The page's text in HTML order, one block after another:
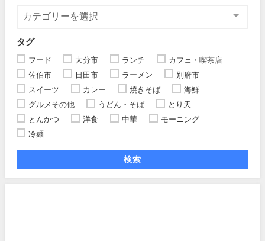
タグ
フード 大分市 ランチ
カフェ・喫茶店
佐伯市
日田市 ラーメン
別府市
スイーツ
カレー 焼きそば
海鮮
グルメその他
うどん・そば
とり天
とんかつ
洋食 中華
モーニング
冷麺
検索